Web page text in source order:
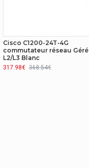
Cisco C1200-24T-4G
commutateur réseau Géré
L2/L3 Blanc
317.98€ 368.54€